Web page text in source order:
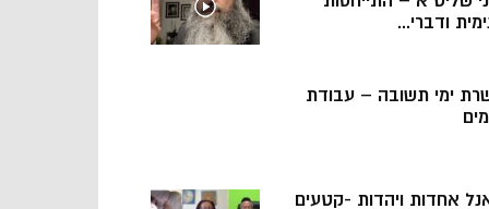
ודברי...
ימי תשובה – עבודת
אחדות ויהדות -קטעים